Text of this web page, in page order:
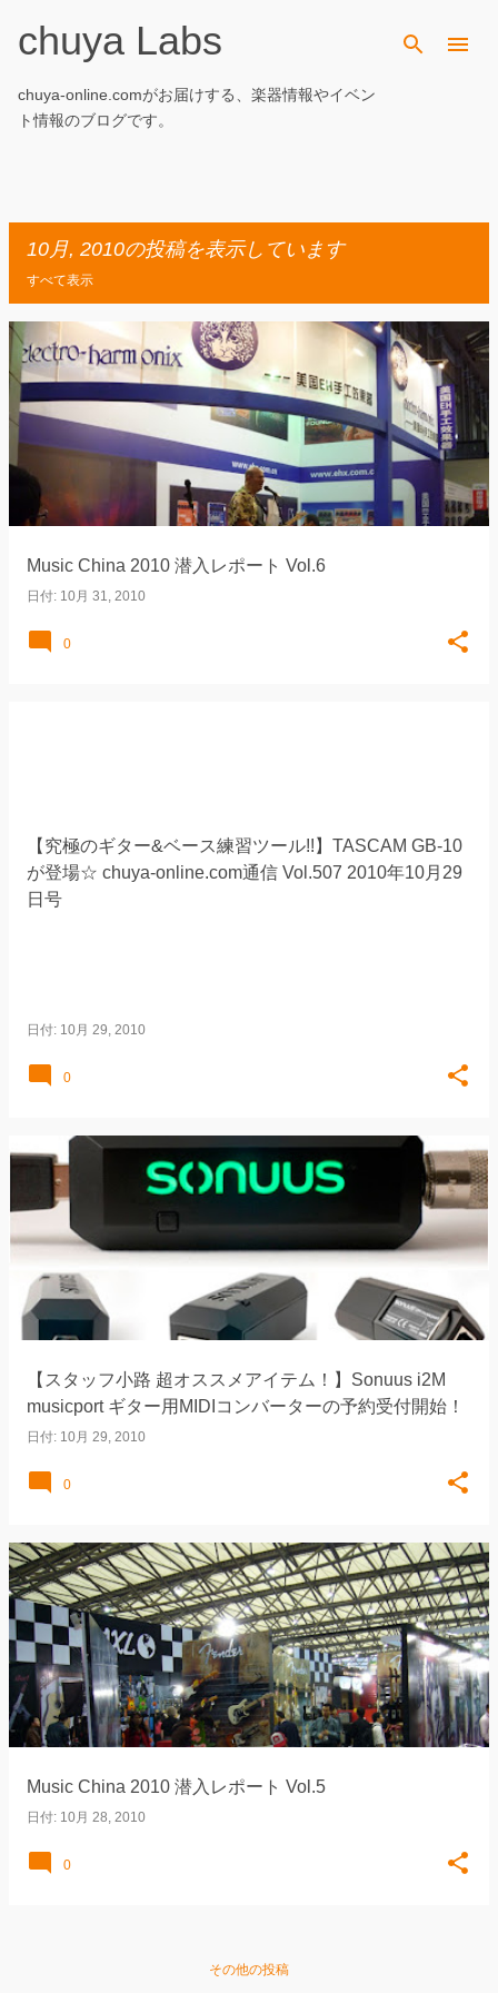
スキップしてメイン コンテンツに移動
chuya Labs
chuya-online.comがお届けする、楽器情報やイベン
ト情報のブログです。
10月, 2010の投稿を表示しています
すべて表示
投
稿
Music China 2010 潜入レポート Vol.6
日付: 10月 31, 2010
0
【究極のギター&ベース練習ツール!!】TASCAM GB-10
が登場☆ chuya-online.com通信 Vol.507 2010年10月29
日号
日付: 10月 29, 2010
0
【スタッフ小路 超オススメアイテム！】Sonuus i2M
musicport ギター用MIDIコンバーターの予約受付開始！
日付: 10月 29, 2010
0
Music China 2010 潜入レポート Vol.5
日付: 10月 28, 2010
0
その他の投稿